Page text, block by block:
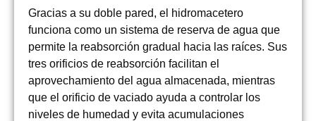
Gracias a su doble pared, el hidromacetero
funciona como un sistema de reserva de agua que
permite la reabsorción gradual hacia las raíces. Sus
tres orificios de reabsorción facilitan el
aprovechamiento del agua almacenada, mientras
que el orificio de vaciado ayuda a controlar los
niveles de humedad y evita acumulaciones